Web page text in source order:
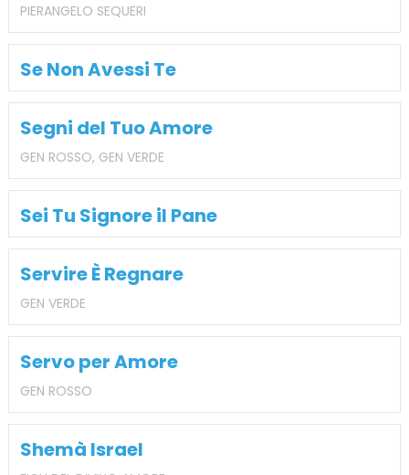
PIERANGELO SEQUERI
Se Non Avessi Te
Segni del Tuo Amore
GEN ROSSO, GEN VERDE
Sei Tu Signore il Pane
Servire È Regnare
GEN VERDE
Servo per Amore
GEN ROSSO
Shemà Israel